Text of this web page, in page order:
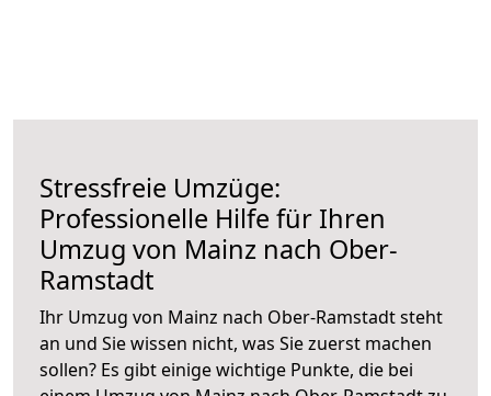
Stressfreie Umzüge:
Professionelle Hilfe für Ihren
Umzug von Mainz nach Ober-
Ramstadt
Ihr Umzug von Mainz nach Ober-Ramstadt steht
an und Sie wissen nicht, was Sie zuerst machen
sollen? Es gibt einige wichtige Punkte, die bei